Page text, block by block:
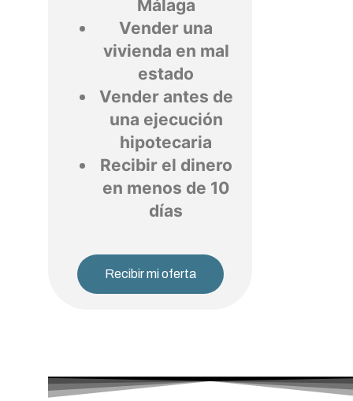
Málaga
Vender una
vivienda en mal
estado
Vender antes de
una ejecución
hipotecaria
Recibir el dinero
en menos de 10
días
Recibir mi oferta